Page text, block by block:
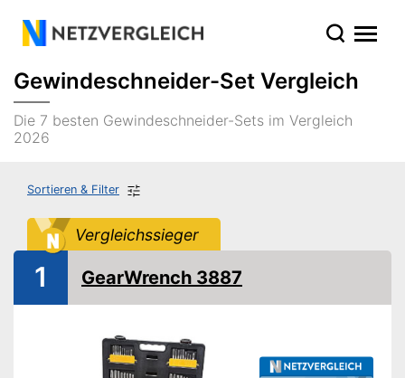
Gewindeschneider-Set Vergleich
Die 7 besten Gewindeschneider-Sets im Vergleich
2026
Sortieren & Filter
Vergleichssieger
1 GearWrench 3887